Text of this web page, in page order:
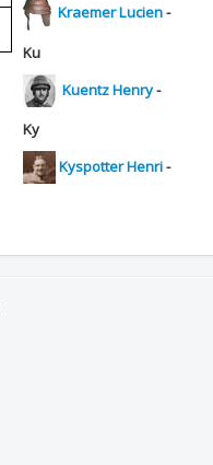
Kraemer Lucien-
Ku
Kuentz Henry-
Ky
Kyspotter Henri-